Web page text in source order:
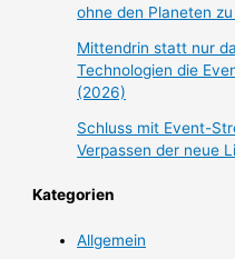
ohne den Planeten
Mittendrin statt nur
Technologien die
(2026)
Schluss mit Event-
Verpassen der neue
Kategorien
Allgemein